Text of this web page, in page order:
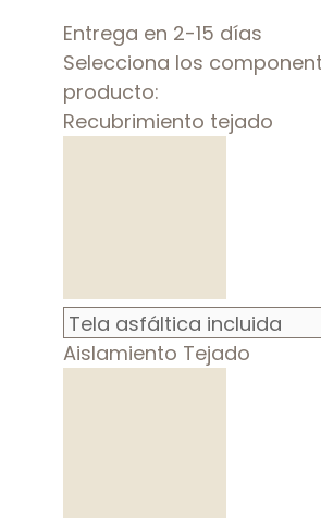
Entrega en 2-15 días
Selecciona los
producto:
Recubrimiento tejado
Aislamiento Tejado